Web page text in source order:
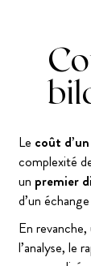
Le coût
complexité
un premier
d’un
En revanche,
l’analyse, le